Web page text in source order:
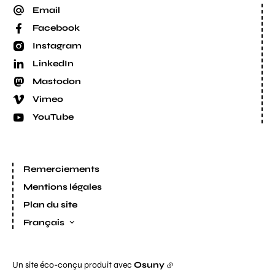
Email
Facebook
Instagram
LinkedIn
Mastodon
Vimeo
YouTube
Remerciements
Mentions légales
Plan du site
Français
Un site éco-conçu produit avec Osuny